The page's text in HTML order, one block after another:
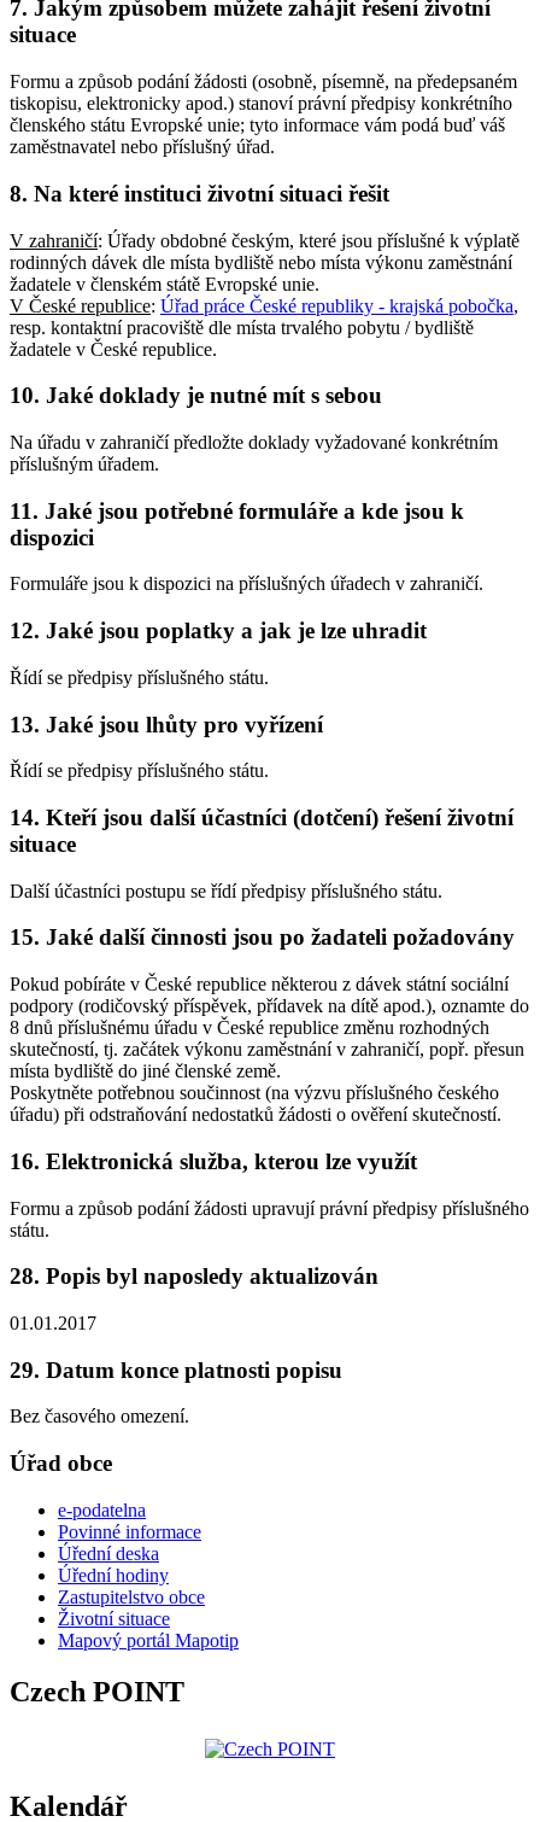
7. Jakým způsobem můžete zahájit řešení životní
situace
Formu a způsob podání žádosti (osobně, písemně, na předepsaném
tiskopisu, elektronicky apod.) stanoví právní předpisy konkrétního
členského státu Evropské unie; tyto informace vám podá buď váš
zaměstnavatel nebo příslušný úřad.
8. Na které instituci životní situaci řešit
V zahraničí: Úřady obdobné českým, které jsou příslušné k výplatě
rodinných dávek dle místa bydliště nebo místa výkonu zaměstnání
žadatele v členském státě Evropské unie.
V České republice: Úřad práce České republiky - krajská pobočka,
resp. kontaktní pracoviště dle místa trvalého pobytu / bydliště
žadatele v České republice.
10. Jaké doklady je nutné mít s sebou
Na úřadu v zahraničí předložte doklady vyžadované konkrétním
příslušným úřadem.
11. Jaké jsou potřebné formuláře a kde jsou k
dispozici
Formuláře jsou k dispozici na příslušných úřadech v zahraničí.
12. Jaké jsou poplatky a jak je lze uhradit
Řídí se předpisy příslušného státu.
13. Jaké jsou lhůty pro vyřízení
Řídí se předpisy příslušného státu.
14. Kteří jsou další účastníci (dotčení) řešení životní
situace
Další účastníci postupu se řídí předpisy příslušného státu.
15. Jaké další činnosti jsou po žadateli požadovány
Pokud pobíráte v České republice některou z dávek státní sociální
podpory (rodičovský příspěvek, přídavek na dítě apod.), oznamte do
8 dnů příslušnému úřadu v České republice změnu rozhodných
skutečností, tj. začátek výkonu zaměstnání v zahraničí, popř. přesun
místa bydliště do jiné členské země.
Poskytněte potřebnou součinnost (na výzvu příslušného českého
úřadu) při odstraňování nedostatků žádosti o ověření skutečností.
16. Elektronická služba, kterou lze využít
Formu a způsob podání žádosti upravují právní předpisy příslušného
státu.
28. Popis byl naposledy aktualizován
01.01.2017
29. Datum konce platnosti popisu
Bez časového omezení.
Úřad obce
e-podatelna
Povinné informace
Úřední deska
Úřední hodiny
Zastupitelstvo obce
Životní situace
Mapový portál Mapotip
Czech POINT
Kalendář